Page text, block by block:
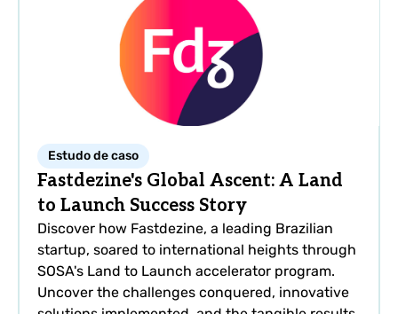
Estudo de caso
Fastdezine's Global Ascent: A Land
to Launch Success Story
Discover how Fastdezine, a leading Brazilian
startup, soared to international heights through
SOSA's Land to Launch accelerator program.
Uncover the challenges conquered, innovative